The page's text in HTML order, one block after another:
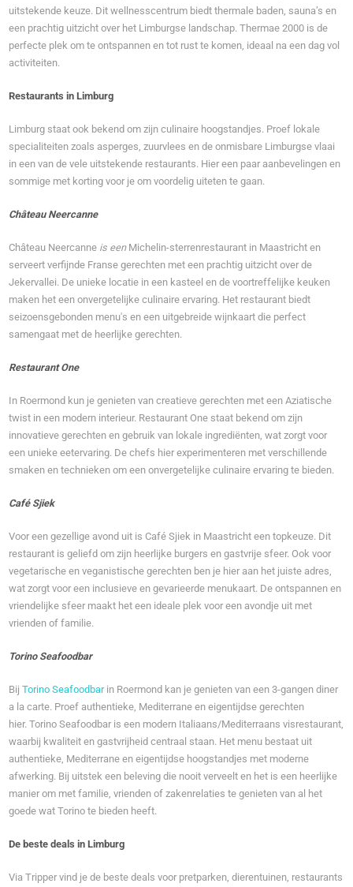
uitstekende keuze. Dit wellnesscentrum biedt thermale baden, sauna’s en
een prachtig uitzicht over het Limburgse landschap. Thermae 2000 is de
perfecte plek om te ontspannen en tot rust te komen, ideaal na een dag vol
activiteiten.
Restaurants in Limburg
Limburg staat ook bekend om zijn culinaire hoogstandjes. Proef lokale
specialiteiten zoals asperges, zuurvlees en de onmisbare Limburgse vlaai
in een van de vele uitstekende restaurants. Hier een paar aanbevelingen en
sommige met korting voor je om voordelig uiteten te gaan.
Château Neercanne
Château Neercanne is eenMichelin-sterrenrestaurant in Maastricht en
serveert verfijnde Franse gerechten met een prachtig uitzicht over de
Jekervallei. De unieke locatie in een kasteel en de voortreffelijke keuken
maken het een onvergetelijke culinaire ervaring. Het restaurant biedt
seizoensgebonden menu's en een uitgebreide wijnkaart die perfect
samengaat met de heerlijke gerechten.
Restaurant One
In Roermond kun je genieten van creatieve gerechten met een Aziatische
twist in een modern interieur. Restaurant One staat bekend om zijn
innovatieve gerechten en gebruik van lokale ingrediënten, wat zorgt voor
een unieke eetervaring. De chefs hier experimenteren met verschillende
smaken en technieken om een onvergetelijke culinaire ervaring te bieden.
Café Sjiek
Voor een gezellige avond uit is Café Sjiek in Maastricht een topkeuze. Dit
restaurant is geliefd om zijn heerlijke burgers en gastvrije sfeer. Ook voor
vegetarische en veganistische gerechten ben je hier aan het juiste adres,
wat zorgt voor een inclusieve en gevarieerde menukaart. De ontspannen en
vriendelijke sfeer maakt het een ideale plek voor een avondje uit met
vrienden of familie.
Torino Seafoodbar
BijTorino Seafoodbarin Roermond kan je genieten van een 3-gangen diner
a la carte. Proef authentieke, Mediterrane en eigentijdse gerechten
hier. Torino Seafoodbar is een modern Italiaans/Mediterraans visrestaurant,
waarbij kwaliteit en gastvrijheid centraal staan. Het menu bestaat uit
authentieke, Mediterrane en eigentijdse hoogstandjes met moderne
afwerking. Bij uitstek een beleving die nooit verveelt en het is een heerlijke
manier om met familie, vrienden of zakenrelaties te genieten van al het
goede wat Torino te bieden heeft.
De beste deals in Limburg
Via Tripper vind je de beste deals voor pretparken, dierentuinen, restaurants